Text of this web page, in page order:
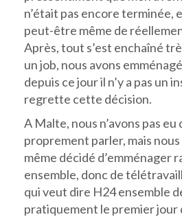
n’était pas encore terminée,
peut-être même de
Après, tout s’est enchaîné
un job, nous avons
depuis ce jour il n’y a pas un
regrette cette décision.
A Malte, nous n’avons pas
proprement parler, mais
même décidé d’emménager
ensemble, donc de
qui veut dire H24 ensemble
pratiquement le premier jour